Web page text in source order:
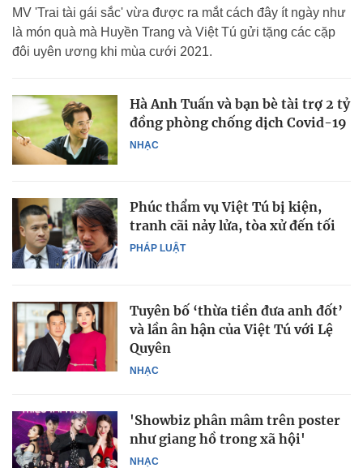
MV 'Trai tài gái sắc' vừa được ra mắt cách đây ít ngày như
là món quà mà Huyền Trang và Việt Tú gửi tặng các cặp
đôi uyên ương khi mùa cưới 2021.
NHẠC
Hà Anh Tuấn và bạn bè tài trợ 2 tỷ
đồng phòng chống dịch Covid-19
PHÁP LUẬT
Phúc thẩm vụ Việt Tú bị kiện,
tranh cãi nảy lửa, tòa xử đến tối
NHẠC
Tuyên bố ‘thừa tiền đưa anh đốt’
và lần ân hận của Việt Tú với Lệ
Quyên
NHẠC
'Showbiz phân mâm trên poster
như giang hồ trong xã hội'